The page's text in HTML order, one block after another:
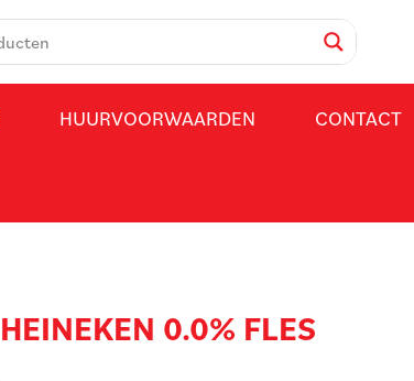
HUURVOORWAARDEN CONTACT
HEINEKEN 0.0% FLES